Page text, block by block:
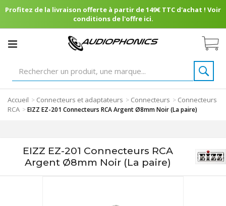
Profitez de la livraison offerte à partir de 149€ TTC d'achat ! Voir
conditions de l'offre ici.
Accueil > Connecteurs et adaptateurs > Connecteurs > Connecteurs
RCA >EIZZ EZ-201 Connecteurs RCA Argent Ø8mm Noir (La paire)
EIZZ EZ-201 Connecteurs RCA
Argent Ø8mm Noir (La paire)